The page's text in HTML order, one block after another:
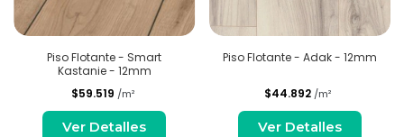
Piso Flotante - Smart
Kastanie - 12mm
$59.519 /m²
Ver Detalles
Piso Flotante - Adak - 12mm
$44.892 /m²
Ver Detalles